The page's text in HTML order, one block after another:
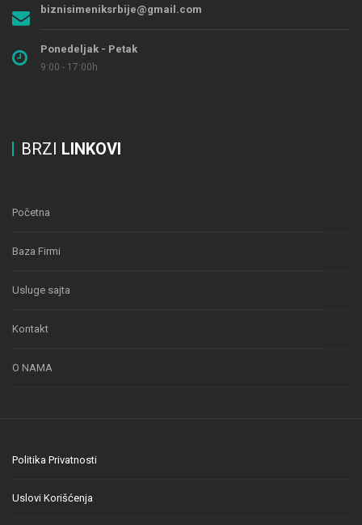
biznisimeniksrbije@gmail.com
Ponedeljak - Petak
9:00 - 17:00h
BRZI LINKOVI
Početna
Baza Firmi
Usluge sajta
Kontakt
O NAMA
Politika Privatnosti
Uslovi Korišćenja